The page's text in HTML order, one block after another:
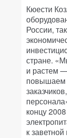
Кюести
России,
стране.
и растем
повышаем
концу
к